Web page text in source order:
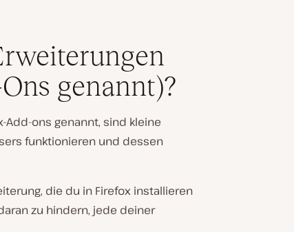
genannt)?
Add-ons genannt, sind kleine
funktionieren und dessen
die du in Firefox installieren
zu hindern, jede deiner